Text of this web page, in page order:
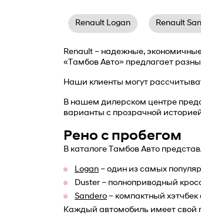
Renault Logan Renault
Renault – надежные,
«Тамбов Авто» предлагает
Наши клиенты могут
В нашем дилерском центре
варианты с прозрачной
Рено с пробегом
В каталоге Тамбов Авто
Logan – один из самых
Duster – полноприводный
Sandero – компактный
Каждый автомобиль имеет свой